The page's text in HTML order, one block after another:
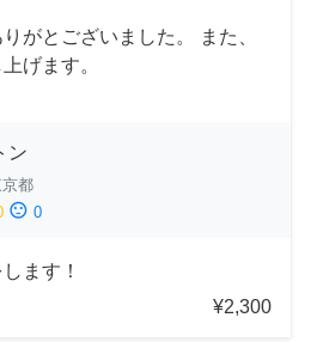
がとございました。 また、
げます。
ン
都
sentiment_dissatisfied 0
ます！
¥2,300